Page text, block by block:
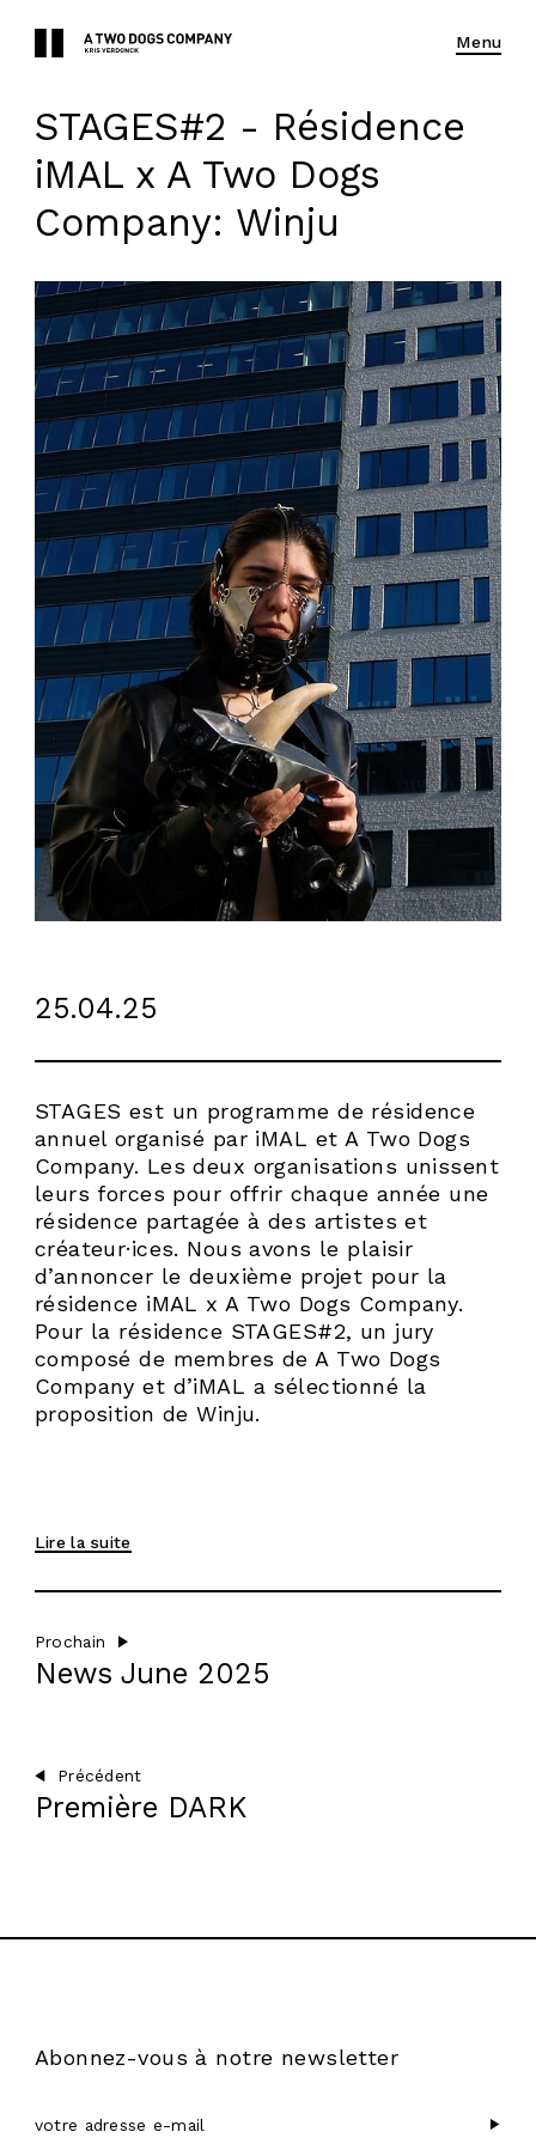
Menu
PRODUCTIONS
RESIDENCE
AGENDA
STAGES#2 - Résidence
iMAL x A Two Dogs
Company: Winju
25.04.25
STAGES est un programme de résidence
annuel organisé par iMAL et A Two Dogs
Company. Les deux organisations unissent
leurs forces pour offrir chaque année une
résidence partagée à des artistes et
créateur·ices. Nous avons le plaisir
d’annoncer le deuxième projet pour la
résidence iMAL x A Two Dogs Company.
Pour la résidence STAGES#2, un jury
composé de membres de A Two Dogs
Company et d’iMAL a sélectionné la
proposition de Winju.
Lire la suite
Prochain
News June 2025
Précédent
Première DARK
Abonnez-vous à notre newsletter